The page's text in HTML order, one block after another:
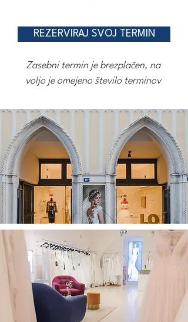
REZERVIRAJ SVOJ TERMIN
Zasebni termin je brezplačen, na
voljo je omejeno število terminov